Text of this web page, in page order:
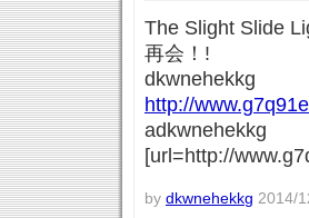
The Slight Slide
再会！!
dkwnehekkg
http://
adkwnehekkg
[url=http://
by dkwnehekkg 2014/